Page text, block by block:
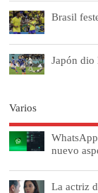
Brasil
Japón dio
Varios
nuevo
La actriz